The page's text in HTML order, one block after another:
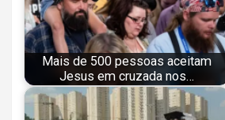
Mais de 500 pessoas aceitam
Jesus em cruzada nos…